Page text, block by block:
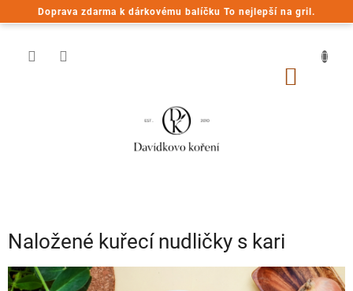
Doprava zdarma k dárkovému balíčku To nejlepší na gril.
na
Naložené kuřecí nudličky s kari